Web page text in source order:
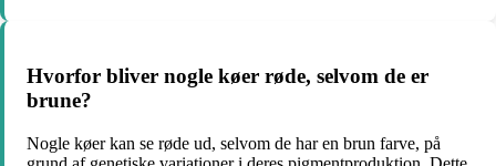
Hvorfor bliver nogle køer røde, selvom de er
brune?
Nogle køer kan se røde ud, selvom de har en brun farve, på